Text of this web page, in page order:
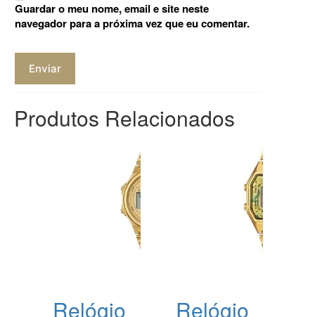
Guardar o meu nome, email e site neste
navegador para a próxima vez que eu comentar.
Enviar
Produtos Relacionados
Relógio Relógio